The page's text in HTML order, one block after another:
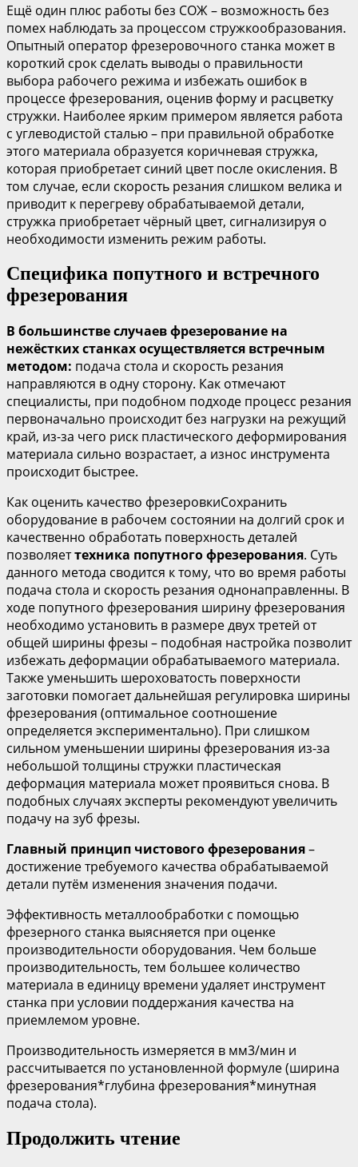
Ещё один плюс работы без СОЖ – возможность без
помех наблюдать за процессом стружкообразования.
Опытный оператор фрезеровочного станка может в
короткий срок сделать выводы о правильности
выбора рабочего режима и избежать ошибок в
процессе фрезерования, оценив форму и расцветку
стружки. Наиболее ярким примером является работа
с углеводистой сталью – при правильной обработке
этого материала образуется коричневая стружка,
которая приобретает синий цвет после окисления. В
том случае, если скорость резания слишком велика и
приводит к перегреву обрабатываемой детали,
стружка приобретает чёрный цвет, сигнализируя о
необходимости изменить режим работы.
Специфика попутного и встречного
фрезерования
В большинстве случаев фрезерование на
нежёстких станках осуществляется встречным
методом: подача стола и скорость резания
направляются в одну сторону. Как отмечают
специалисты, при подобном подходе процесс резания
первоначально происходит без нагрузки на режущий
край, из-за чего риск пластического деформирования
материала сильно возрастает, а износ инструмента
происходит быстрее.
Как оценить качество фрезеровкиСохранить
оборудование в рабочем состоянии на долгий срок и
качественно обработать поверхность деталей
позволяеттехника попутного фрезерования. Суть
данного метода сводится к тому, что во время работы
подача стола и скорость резания однонаправленны. В
ходе попутного фрезерования ширину фрезерования
необходимо установить в размере двух третей от
общей ширины фрезы – подобная настройка позволит
избежать деформации обрабатываемого материала.
Также уменьшить шероховатость поверхности
заготовки помогает дальнейшая регулировка ширины
фрезерования (оптимальное соотношение
определяется экспериментально). При слишком
сильном уменьшении ширины фрезерования из-за
небольшой толщины стружки пластическая
деформация материала может проявиться снова. В
подобных случаях эксперты рекомендуют увеличить
подачу на зуб фрезы.
Главный принцип чистового фрезерования–
достижение требуемого качества обрабатываемой
детали путём изменения значения подачи.
Эффективность металлообработки с помощью
фрезерного станка выясняется при оценке
производительности оборудования. Чем больше
производительность, тем большее количество
материала в единицу времени удаляет инструмент
станка при условии поддержания качества на
приемлемом уровне.
Производительность измеряется в мм3/мин и
рассчитывается по установленной формуле (ширина
фрезерования*глубина фрезерования*минутная
подача стола).
Продолжить чтение